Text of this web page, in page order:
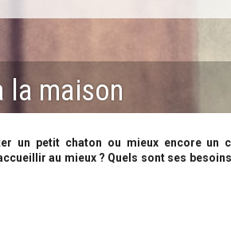
la maison
un petit chaton ou mieux encore un
au mieux ? Quels sont ses